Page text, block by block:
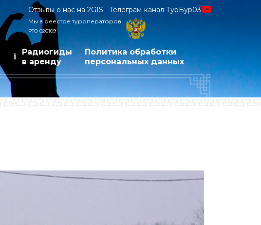
Отзывы о нас на 2GIS Телеграм-канал ТурБур03
Мы в реестре туроператоров
РТО 026109
i
Радиогиды
в аренду
Политика обработки
персональных данных